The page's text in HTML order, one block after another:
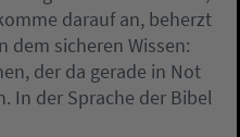
darauf an, beherzt
sicheren Wissen:
der da gerade in Not
In der Sprache der Bibel